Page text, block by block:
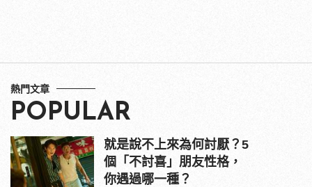
熱門文章
POPULAR
就是說不上來為何討厭？5
個「不討喜」朋友性格，
你遇過哪一種？